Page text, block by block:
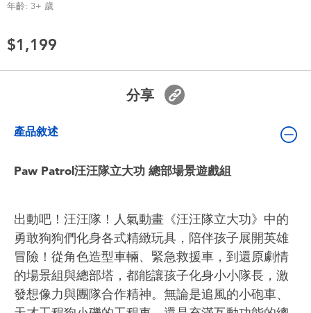
角色扮演及造型系列
毛毛公仔玩具
嬰兒及學前玩具
電池
盲盒
角色收藏
Play-Doh培樂多
年齡: 3+ 歲
$1,199
分享
產品敘述
Paw Patrol汪汪隊立大功 總部場景遊戲組
出動吧！汪汪隊！人氣動畫《汪汪隊立大功》中的
勇敢狗狗們化身各式精緻玩具，陪伴孩子展開英雄
冒險！從角色造型車輛、緊急救援車，到還原劇情
的場景組與總部塔，都能讓孩子化身小小隊長，激
發想像力與團隊合作精神。無論是追風的小砲車、